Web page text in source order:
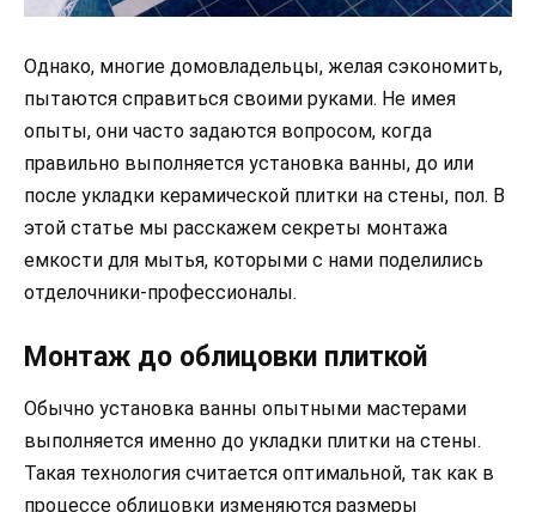
Однако, многие домовладельцы, желая сэкономить,
пытаются справиться своими руками. Не имея
опыты, они часто задаются вопросом, когда
правильно выполняется установка ванны, до или
после укладки керамической плитки на стены, пол. В
этой статье мы расскажем секреты монтажа
емкости для мытья, которыми с нами поделились
отделочники-профессионалы.
Монтаж до облицовки плиткой
Обычно установка ванны опытными мастерами
выполняется именно до укладки плитки на стены.
Такая технология считается оптимальной, так как в
процессе облицовки изменяются размеры